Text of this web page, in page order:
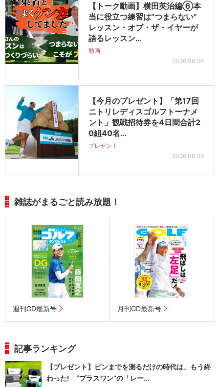
【トーク動画】横田英治編⑥本
当に役立つ練習は“つまらない”
レッスン・オブ・ザ・イヤーが
語るレッスン…
動画
2026.08.06
【今月のプレゼント】「第17回
ニトリレディスゴルフトーナメ
ント」観戦招待券を4日間合計2
0組40名…
プレゼント
2026.08.06
雑誌がまるごと読み放題！
週刊GD最新号 月刊GD最新号
記事ランキング
【プレゼント】ピンまでを測るだけの時代は、もう終
わった! “プラスワン”の「レー...